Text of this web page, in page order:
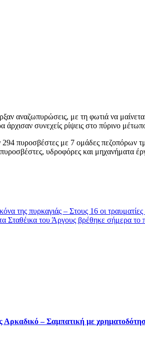
αναζωπυρώσεις, με τη φωτιά να
συνεχείς ρίψεις στο πύρινο
294 πυροσβέστες με 7 ομάδες
υδροφόρες και μηχανήματα
της πυρκαγιάς – Στους 16 οι
Σταθέικα του Άργους βρέθηκε σήμερα το
Αρκαδικό – Σαμπατική με